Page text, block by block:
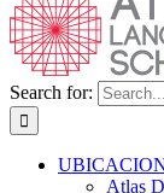
Search for:
Atlas